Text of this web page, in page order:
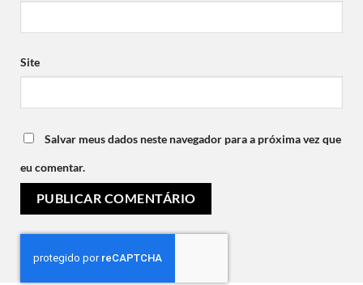
Site
Salvar meus dados neste navegador para a próxima vez que
eu comentar.